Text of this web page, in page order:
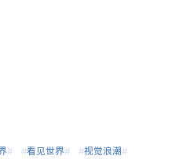
# #看见世界# #视觉浪潮 #